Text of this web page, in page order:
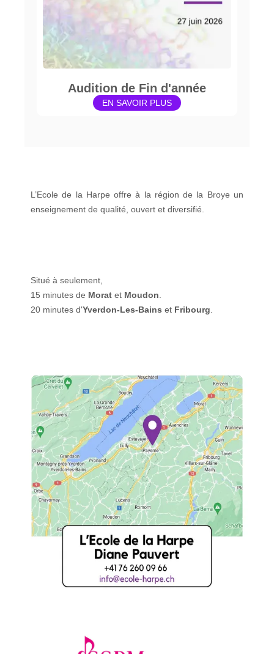
Audition de Fin d'année
EN SAVOIR PLUS
L’Ecole de la Harpe offre à la région de la Broye un
enseignement de qualité, ouvert et diversifié.
Situé à seulement,
15 minutes de Morat et Moudon
20 minutes d'Yverdon-Les-Bains et Fribourg